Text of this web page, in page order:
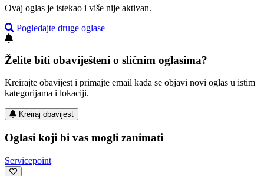
Ovaj oglas je istekao i više nije aktivan.
Pogledajte druge oglase
Želite biti obaviješteni o sličnim oglasima?
Kreirajte obavijest i primajte email kada se objavi novi oglas u istim
kategorijama i lokaciji.
Kreiraj obavijest
Oglasi koji bi vas mogli zanimati
Servicepoint